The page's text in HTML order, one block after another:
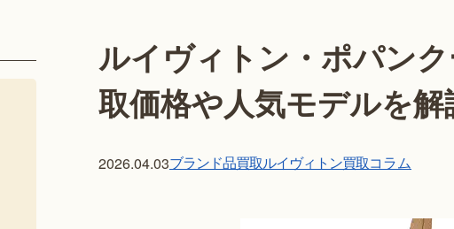
ルイヴィトン・ポパン
取価格や人気モデルを解
2026.04.03ブランド品買取ルイヴィトン買取コラム